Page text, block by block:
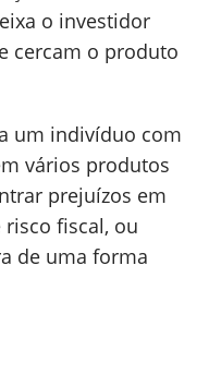
o investidor
cercam o produto
um indivíduo com
vários produtos
prejuízos em
fiscal, ou
de uma forma